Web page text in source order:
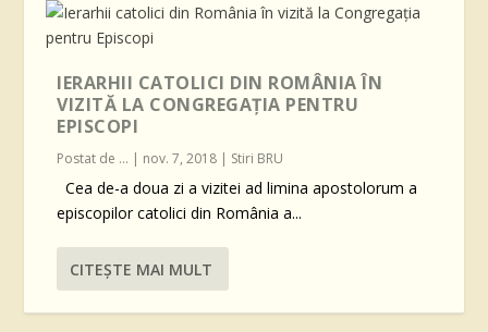
IERARHII CATOLICI DIN ROMÂNIA ÎN
VIZITĂ LA CONGREGAŢIA PENTRU
EPISCOPI
Postat de ... | nov. 7, 2018 | Stiri BRU
Cea de-a doua zi a vizitei ad limina apostolorum a
episcopilor catolici din România a...
CITEŞTE MAI MULT